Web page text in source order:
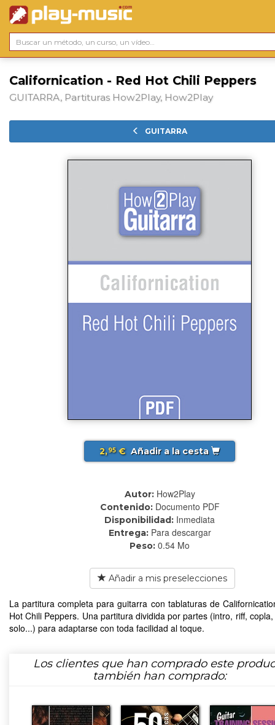
Californication - Red Hot Chili Peppers
GUITARRA, Partituras How2Play, How2Play
GUITARRA
2,95€ Añadir a la cesta
Autor: How2Play
Contenido: Documento PDF
Disponibilidad: Inmediata
Entrega: Para descargar
Peso: 0.54 Mo
Añadir a mis preselecciones
La partitura completa para guitarra con tablaturas de
Hot Chili Peppers. Una partitura dividida por partes (intro, riff,
solo...) para adaptarse con toda facilidad al toque.
Los clientes que han comprado este
también han comprado: